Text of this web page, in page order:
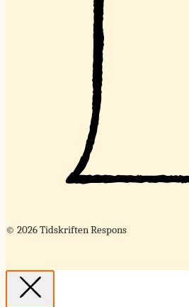
© 2026 Tidskriften Respons